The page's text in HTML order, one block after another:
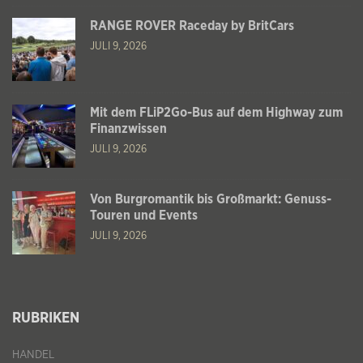
RANGE ROVER Raceday by BritCars
JULI 9, 2026
Mit dem FLiP2Go-Bus auf dem Highway zum
Finanzwissen
JULI 9, 2026
Von Burgromantik bis Großmarkt: Genuss-
Touren und Events
JULI 9, 2026
RUBRIKEN
HANDEL